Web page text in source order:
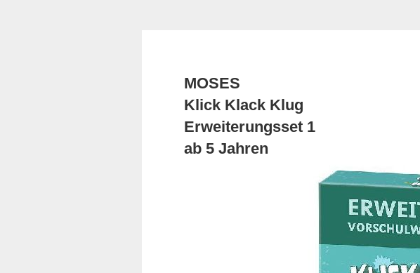
MOSES
Klick Klack Klug
Erweiterungsset 1
ab 5 Jahren